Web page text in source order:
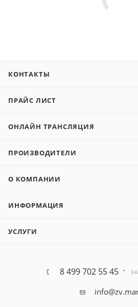
КОНТАКТЫ
ПРАЙС ЛИСТ
ОНЛАЙН ТРАНСЛЯЦИЯ
ПРОИЗВОДИТЕЛИ
О КОМПАНИИ
ИНФОРМАЦИЯ
УСЛУГИ
8 499 702 55 45